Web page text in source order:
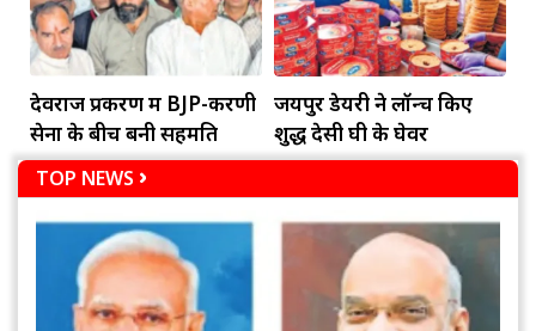
देवराज प्रकरण में BJP-करणी
सेना के बीच बनी सहमति
जयपुर डेयरी ने लॉन्च किए
शुद्ध देसी घी के घेवर
TOP NEWS